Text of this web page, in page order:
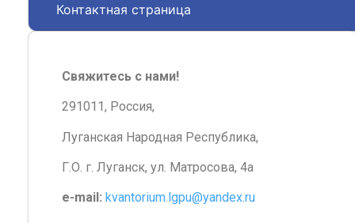
Контактная страница
Свяжитесь с нами!
291011, Россия,
Луганская Народная Республика,
Г.О. г. Луганск, ул. Матросова, 4а
e-mail: kvantorium.lgpu@yandex.ru